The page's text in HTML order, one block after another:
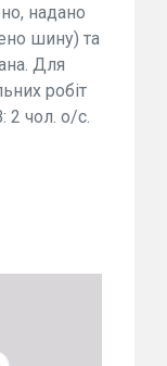
надано
шину) та
Для
робіт
2 чол. о/с.